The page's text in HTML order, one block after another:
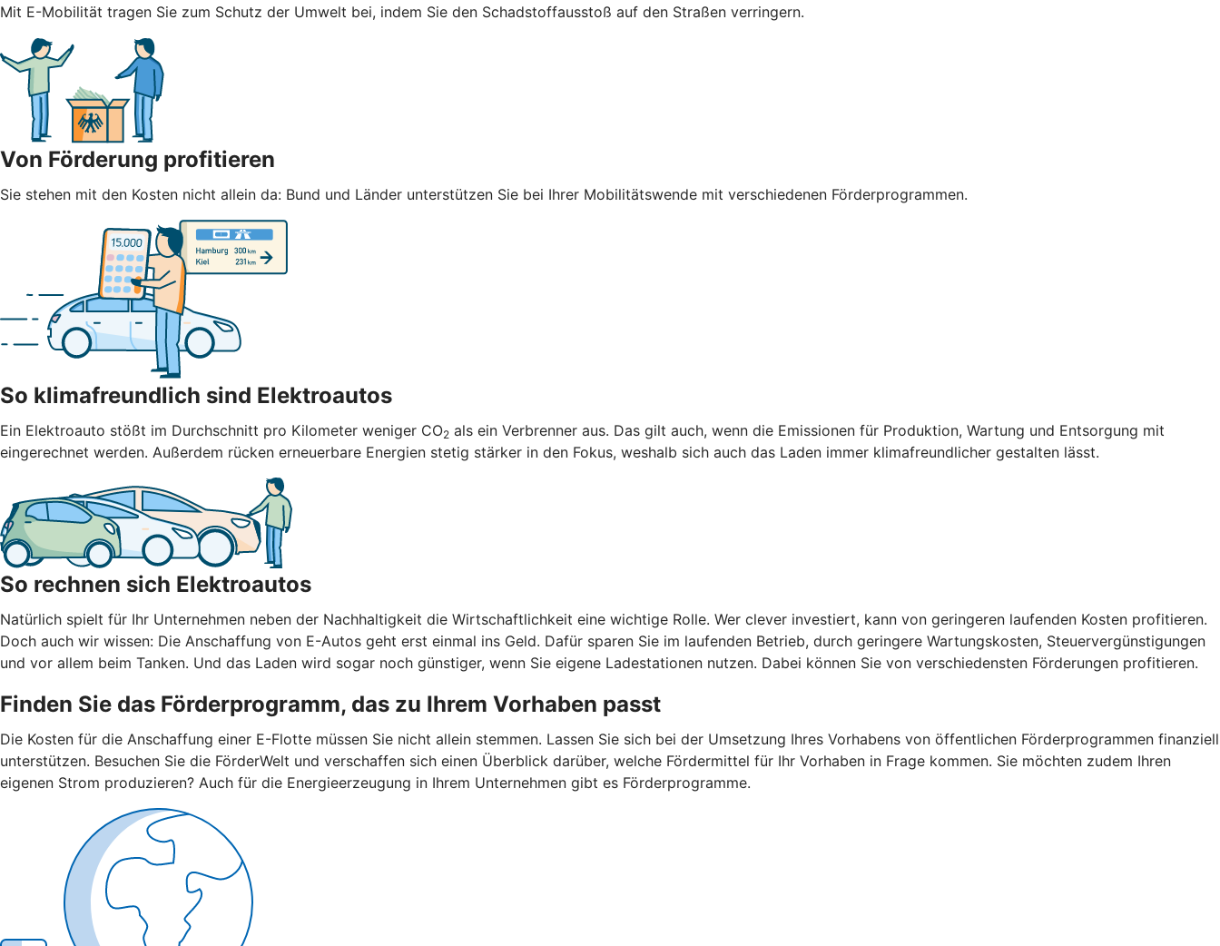
Mit E-Mobilität tragen Sie zum Schutz der Umwelt bei, indem Sie den Schadstoffausstoß auf den Straßen verringern.
Von Förderung profitieren
Sie stehen mit den Kosten nicht allein da: Bund und Länder unterstützen Sie bei Ihrer Mobilitätswende mit verschiedenen Förderprogrammen.
So klimafreundlich sind Elektroautos
Ein Elektroauto stößt im Durchschnitt pro Kilometer weniger CO2 als ein Verbrenner aus. Das gilt auch, wenn die Emissionen für Produktion, Wartung und Entsorgung mit
eingerechnet werden. Außerdem rücken erneuerbare Energien stetig stärker in den Fokus, weshalb sich auch das Laden immer klimafreundlicher gestalten lässt.
So rechnen sich Elektroautos
Natürlich spielt für Ihr Unternehmen neben der Nachhaltigkeit die Wirtschaftlichkeit eine wichtige Rolle. Wer clever investiert, kann von geringeren laufenden Kosten profitieren.
Doch auch wir wissen: Die Anschaffung von E-Autos geht erst einmal ins Geld. Dafür sparen Sie im laufenden Betrieb, durch geringere Wartungskosten, Steuervergünstigungen
und vor allem beim Tanken. Und das Laden wird sogar noch günstiger, wenn Sie eigene Ladestationen nutzen. Dabei können Sie von verschiedensten Förderungen profitieren.
Finden Sie das Förderprogramm, das zu Ihrem Vorhaben passt
Die Kosten für die Anschaffung einer E-Flotte müssen Sie nicht allein stemmen. Lassen Sie sich bei der Umsetzung Ihres Vorhabens von öffentlichen Förderprogrammen finanziell
unterstützen. Besuchen Sie die FörderWelt und verschaffen sich einen Überblick darüber, welche Fördermittel für Ihr Vorhaben in Frage kommen. Sie möchten zudem Ihren
eigenen Strom produzieren? Auch für die Energieerzeugung in Ihrem Unternehmen gibt es Förderprogramme.